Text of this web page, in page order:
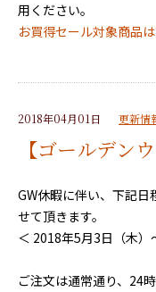
用ください。
お買得セール対象商品
2018年04月01日 更新情
【ゴールデン
GW休暇に伴い、下記
せて頂きます。
＜ 2018年5月3日（木
ご注文は通常通り、24